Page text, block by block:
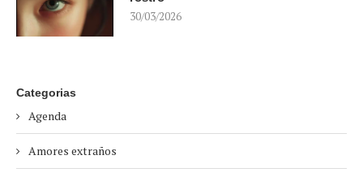
30/03/2026
Categorias
Agenda
Amores extraños